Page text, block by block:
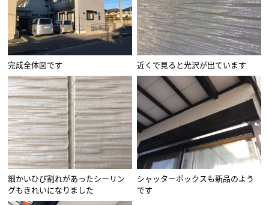
完成全体図です 近くで見ると光沢が出ています
細かいひび割れがあったシーリン
グもきれいになりました
シャッターボックスも新品のよう
です